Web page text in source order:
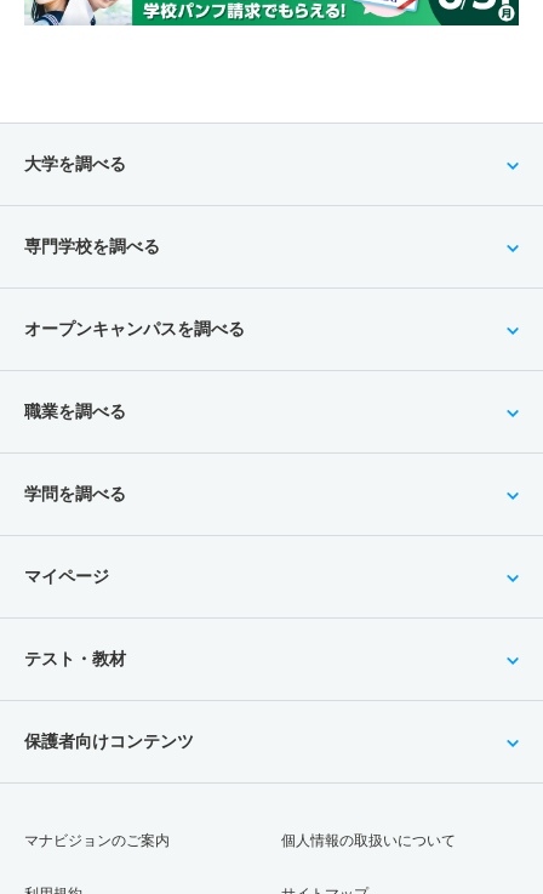
大学を調べる
専門学校を調べる
オープンキャンパスを調べる
職業を調べる
学問を調べる
マイページ
テスト・教材
保護者向けコンテンツ
マナビジョンのご案内 個人情報の取扱いについて